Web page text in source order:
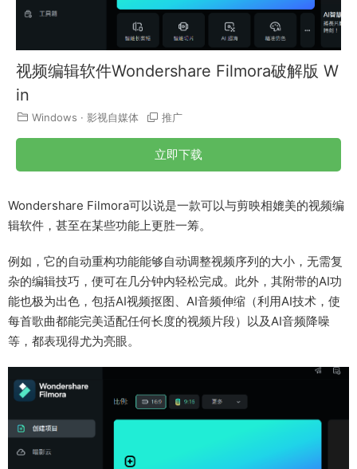
视频编辑软件Wondershare Filmora破解版 W
in
Windows · 影视自媒体 推广
立即下载
Wondershare Filmora可以说是一款可以与剪映相媲美的视频编
辑软件，甚至在某些功能上更胜一筹。
例如，它的自动重构功能能够自动调整视频序列的大小，无需复
杂的编辑技巧，便可在几分钟内轻松完成。此外，其附带的AI功
能也极为出色，包括AI视频抠图、AI音频伸缩（利用AI技术，使
每首歌曲都能完美适配任何长度的视频片段）以及AI音频降噪
等，都表现得尤为亮眼。